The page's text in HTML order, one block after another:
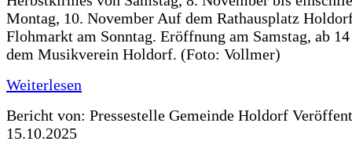
Montag, 10. November Auf dem Rathausplatz
Flohmarkt am Sonntag. Eröffnung am Samstag, ab
dem Musikverein Holdorf. (Foto: Vollmer)
Weiterlesen
Bericht von: Pressestelle Gemeinde Holdorf
15.10.2025